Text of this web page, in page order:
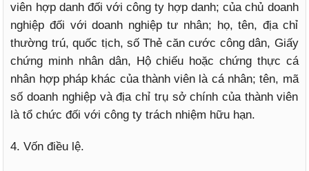
viên hợp danh đối với công ty hợp danh; của chủ doanh
nghiệp đối với doanh nghiệp tư nhân; họ, tên, địa chỉ
thường trú, quốc tịch, số Thẻ căn cước công dân, Giấy
chứng minh nhân dân, Hộ chiếu hoặc chứng thực cá
nhân hợp pháp khác của thành viên là cá nhân; tên, mã
số doanh nghiệp và địa chỉ trụ sở chính của thành viên
là tổ chức đối với công ty trách nhiệm hữu hạn.
4. Vốn điều lệ.